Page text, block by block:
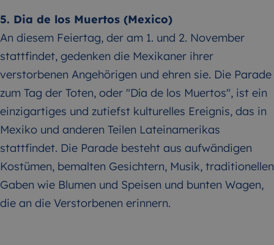
5. Dia de los Muertos (Mexico)
An diesem Feiertag, der am 1. und 2. November
stattfindet, gedenken die Mexikaner ihrer
verstorbenen Angehörigen und ehren sie. Die Parade
zum Tag der Toten, oder "Día de los Muertos", ist ein
einzigartiges und zutiefst kulturelles Ereignis, das in
Mexiko und anderen Teilen Lateinamerikas
stattfindet. Die Parade besteht aus aufwändigen
Kostümen, bemalten Gesichtern, Musik, traditionellen
Gaben wie Blumen und Speisen und bunten Wagen,
die an die Verstorbenen erinnern.